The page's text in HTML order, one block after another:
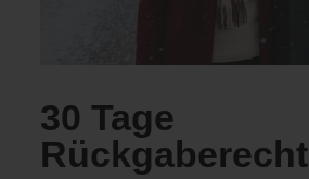
30 Tage
Rückgaberecht